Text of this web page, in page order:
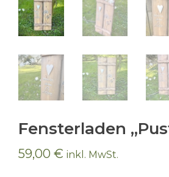
Fensterladen
59,00 € inkl. MwSt.